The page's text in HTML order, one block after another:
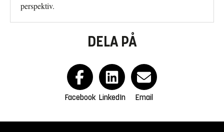
perspektiv.
DELA PÅ
Facebook LinkedIn Email